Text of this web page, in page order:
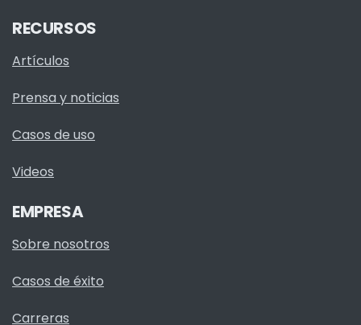
RECURSOS
Artículos
Prensa y noticias
Casos de uso
Videos
EMPRESA
Sobre nosotros
Casos de éxito
Carreras